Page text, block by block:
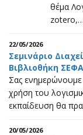
θέμα
zotero,…
22/05/2026
Σεμινάριο
Βιβλιοθήκη
Σας ενημερώνουμε
χρήση του
εκπαίδευση θα
20/05/2026